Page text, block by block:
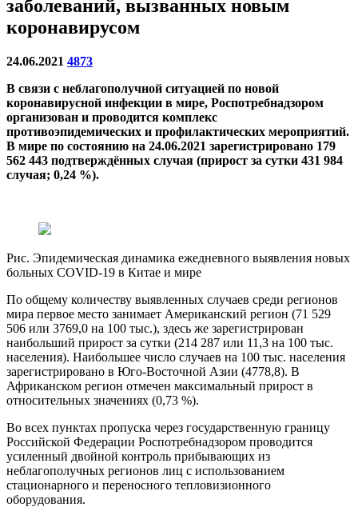
заболеваний, вызванных новым
коронавирусом
24.06.2021 4873
В связи с неблагополучной ситуацией по новой
коронавирусной инфекции в мире, Роспотребнадзором
организован и проводится комплекс
противоэпидемических и профилактических мероприятий.
В мире по состоянию на 24.06.2021 зарегистрировано 179
562 443 подтверждённых случая (прирост за сутки 431 984
случая; 0,24 %).
Рис. Эпидемическая динамика ежедневного выявления новых
больных COVID-19 в Китае и мире
По общему количеству выявленных случаев среди регионов
мира первое место занимает Американский регион (71 529
506 или 3769,0 на 100 тыс.), здесь же зарегистрирован
наибольший прирост за сутки (214 287 или 11,3 на 100 тыс.
населения). Наибольшее число случаев на 100 тыс. населения
зарегистрировано в Юго-Восточной Азии (4778,8). В
Африканском регион отмечен максимальный прирост в
относительных значениях (0,73 %).
Во всех пунктах пропуска через государственную границу
Российской Федерации Роспотребнадзором проводится
усиленный двойной контроль прибывающих из
неблагополучных регионов лиц с использованием
стационарного и переносного тепловизионного
оборудования.